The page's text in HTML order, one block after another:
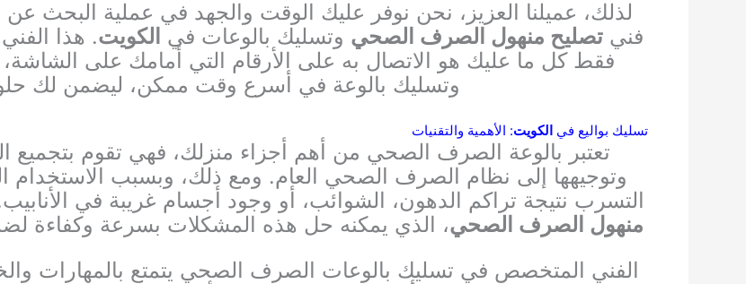
لذلك، عميلنا العزيز، نحن نوفر عليك الوقت والجهد في عملية البحث
فني تصليح منهول الصرف الصحي وتسليك بالوعات في الكويت. هذا
فقط كل ما عليك هو الاتصال به على الأرقام التي أمامك على
وتسليك بالوعة في أسرع وقت ممكن، ليضمن لك
تسليك بواليع في الكويت: الأهمية والتقنيات
تعتبر بالوعة الصرف الصحي من أهم أجزاء منزلك، فهي تقوم بتجميع
وتوجيهها إلى نظام الصرف الصحي العام. ومع ذلك، وبسبب الاستخدام
التسرب نتيجة تراكم الدهون، الشوائب، أو وجود أجسام غريبة في
منهول الصرف الصحي، الذي يمكنه حل هذه المشكلات بسرعة وكفاءة
الفني المتخصص في تسليك بالوعات الصرف الصحي يتمتع بالمهارات